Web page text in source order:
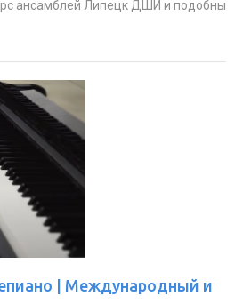
ансамблей Липецк ДШИ и подобны
| Международный и